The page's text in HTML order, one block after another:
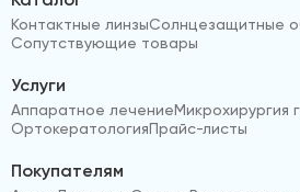
Контактные линзыСолнцезащитные
Сопутствующие товары
Услуги
Аппаратное лечениеМикрохирургия
ОртокератологияПрайс-листы
Покупателям